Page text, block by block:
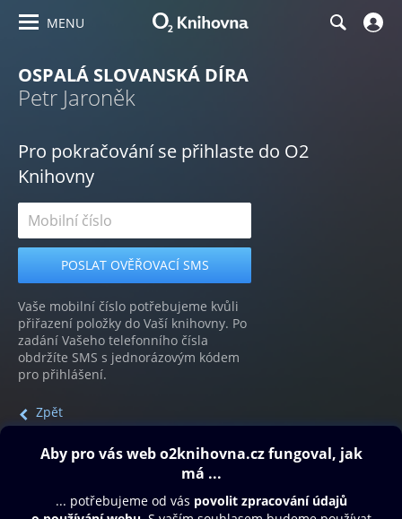
MENU
OSPALÁ SLOVANSKÁ DÍRA
Petr Jaroněk
Pro pokračování se přihlaste do O2
Knihovny
Vaše mobilní číslo potřebujeme kvůli
přiřazení položky do Vaší knihovny. Po
zadání Vašeho telefonního čísla
obdržíte SMS s jednorázovým kódem
pro přihlášení.
Zpět
Obsah ke stažení